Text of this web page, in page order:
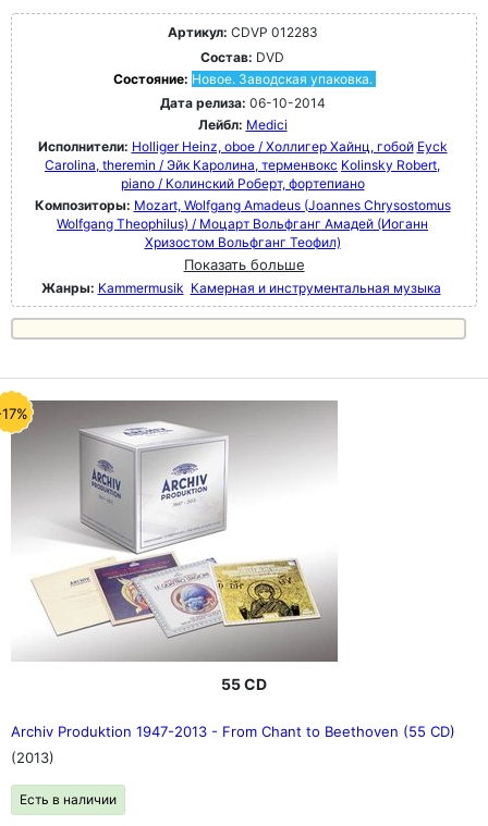
Артикул: CDVP 012283
Состав: DVD
Состояние: Новое. Заводская упаковка.
Дата релиза: 06-10-2014
Лейбл: Medici
Исполнители: Holliger Heinz, oboe / Холлигер Хайнц, гобой Eyck
Carolina, theremin / Эйк Каролина, терменвокс Kolinsky Robert,
piano / Колинский Роберт, фортепиано
Композиторы: Mozart, Wolfgang Amadeus (Joannes Chrysostomus
Wolfgang Theophilus) / Моцарт Вольфганг Амадей (Иоганн
Хризостом Вольфганг Теофил)
Показать больше
Жанры: Kammermusik Камерная и инструментальная музыка
55 CD
Archiv Produktion 1947-2013 - From Chant to Beethoven (55 CD)
(2013)
Есть в наличии